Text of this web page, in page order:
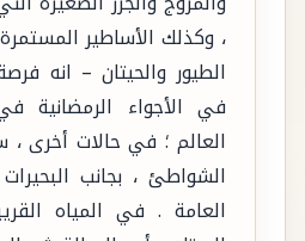
، وكذلك الأساطير
الطيور والحيتان – انه
في الأجواء
العالم ؛ في حالات أخرى
الشواطئ ، بجانب
العامة . في المياه